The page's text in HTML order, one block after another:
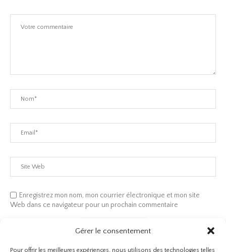
Gérer le consentement
Pour offrir les meilleures expériences, nous utilisons des technologies telles
Enregistrez mon nom, mon courrier électronique et mon site
Web dans ce navigateur pour un prochain commentaire